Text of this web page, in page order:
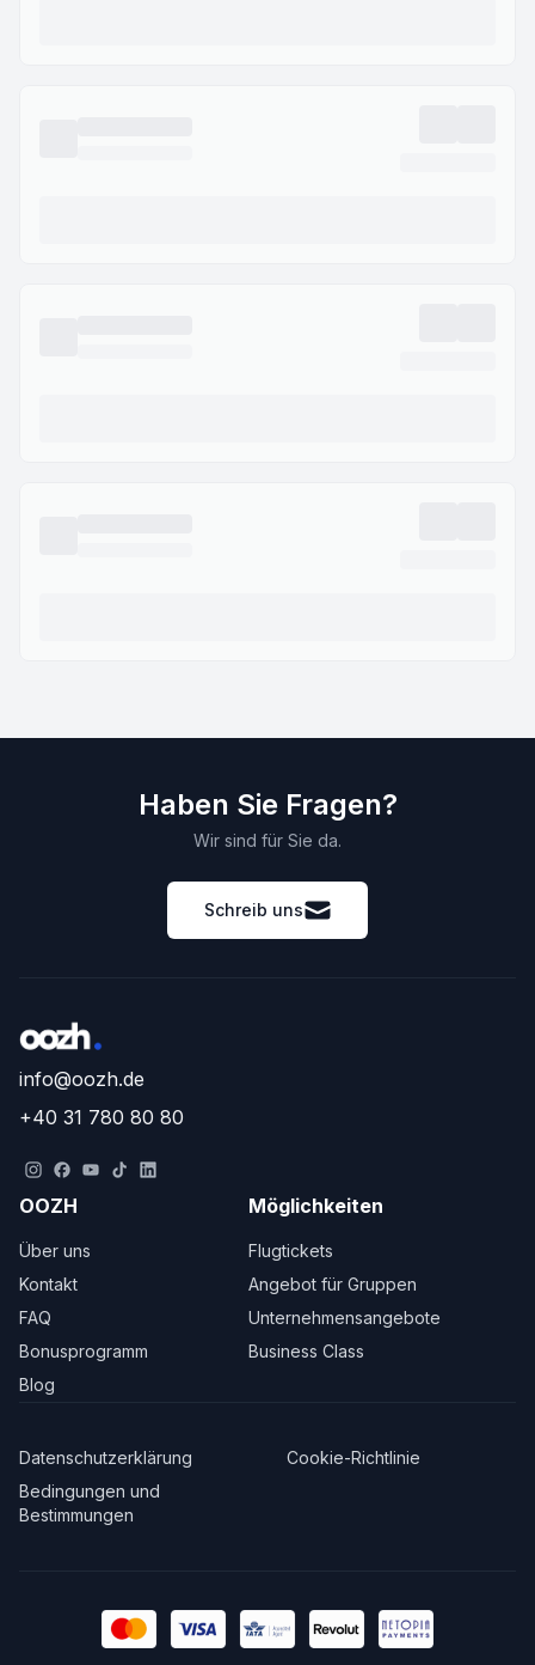
Haben Sie Fragen?
Wir sind für Sie da.
Schreib uns
info@oozh.de
+40 31 780 80 80
OOZH
Über uns
Kontakt
FAQ
Bonusprogramm
Blog
Möglichkeiten
Flugtickets
Angebot für Gruppen
Unternehmensangebote
Business Class
Datenschutzerklärung
Cookie-Richtlinie
Bedingungen und
Bestimmungen